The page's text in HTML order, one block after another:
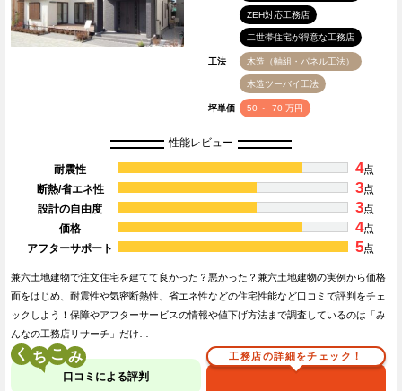
ZEH対応工務店
二世帯住宅が得意な工務店
工法 木造（軸組・パネル工法）
木造ツーバイ工法
坪単価 50 ～ 70 万円
性能レビュー
耐震性 4点
断熱/省エネ性
3点
設計の自由度
3点
価格
4点
アフターサポート
5点
兼六土地建物で注文住宅を建てて良かった？悪かった？兼六土地建物の実例から価格
面をはじめ、耐震性や気密断熱性、省エネ性などの住宅性能など口コミで評判をチェ
ックしよう！保障やアフターサービスの情報や値下げ方法まで調査しているのは「み
んなの工務店リサーチ」だけ…
く こ
口コミによる評判
工務店の詳細をチェック！